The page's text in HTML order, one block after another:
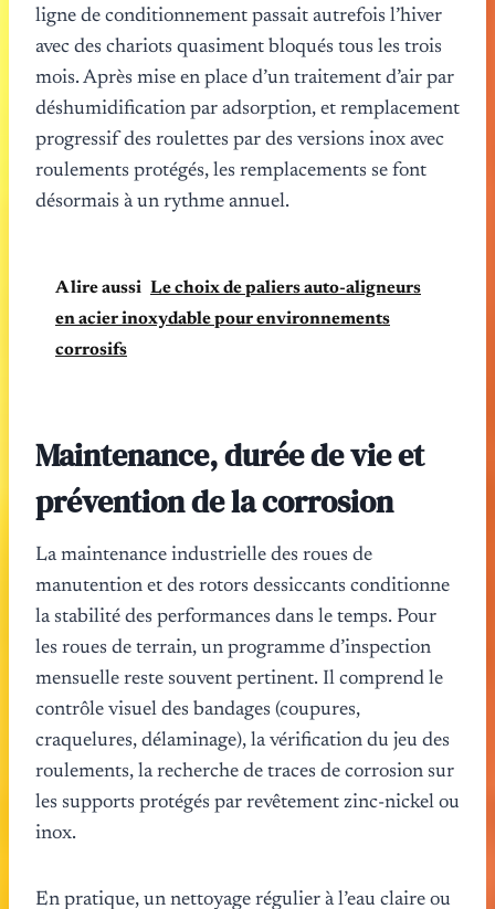
ligne de conditionnement passait autrefois l’hiver
avec des chariots quasiment bloqués tous les trois
mois. Après mise en place d’un traitement d’air par
déshumidification par adsorption, et remplacement
progressif des roulettes par des versions inox avec
roulements protégés, les remplacements se font
désormais à un rythme annuel.
A lire aussi Le choix de paliers auto-aligneurs
en acier inoxydable pour environnements
corrosifs
Maintenance, durée de vie et
prévention de la corrosion
La maintenance industrielle des roues de
manutention et des rotors dessiccants conditionne
la stabilité des performances dans le temps. Pour
les roues de terrain, un programme d’inspection
mensuelle reste souvent pertinent. Il comprend le
contrôle visuel des bandages (coupures,
craquelures, délaminage), la vérification du jeu des
roulements, la recherche de traces de corrosion sur
les supports protégés par revêtement zinc-nickel ou
inox.
En pratique, un nettoyage régulier à l’eau claire ou